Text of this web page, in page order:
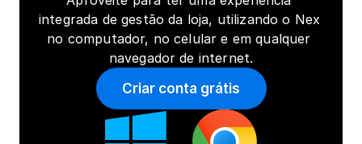
integrada de gestão da loja, utilizando o Nex
no computador, no celular e em qualquer
navegador de internet.
Criar conta grátis